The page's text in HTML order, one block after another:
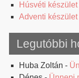
Húsvéti
Adventi készület
Legutóbbi
Huba Zoltán -